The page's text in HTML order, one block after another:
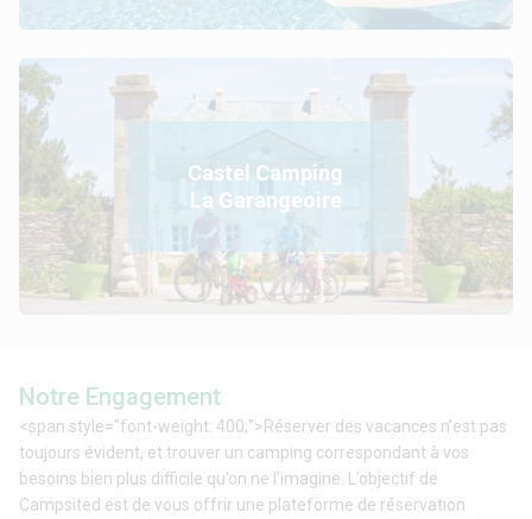
Castel Camping
La Garangeoire
Notre Engagement
<span style="font-weight: 400;">Réserver des vacances n’est pas
toujours évident, et trouver un camping correspondant à vos
besoins bien plus difficile qu’on ne l’imagine. L’objectif de
Campsited est de vous offrir une plateforme de réservation